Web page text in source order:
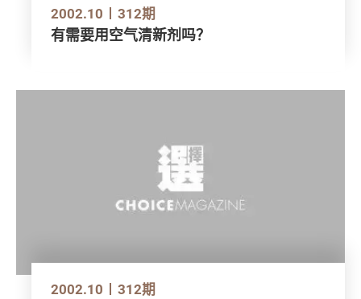
2002.10 312期
有需要用空气清新剂吗？
2002.10 312期